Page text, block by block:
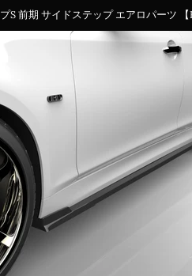
S 前期 サイドステップ エアロパーツ